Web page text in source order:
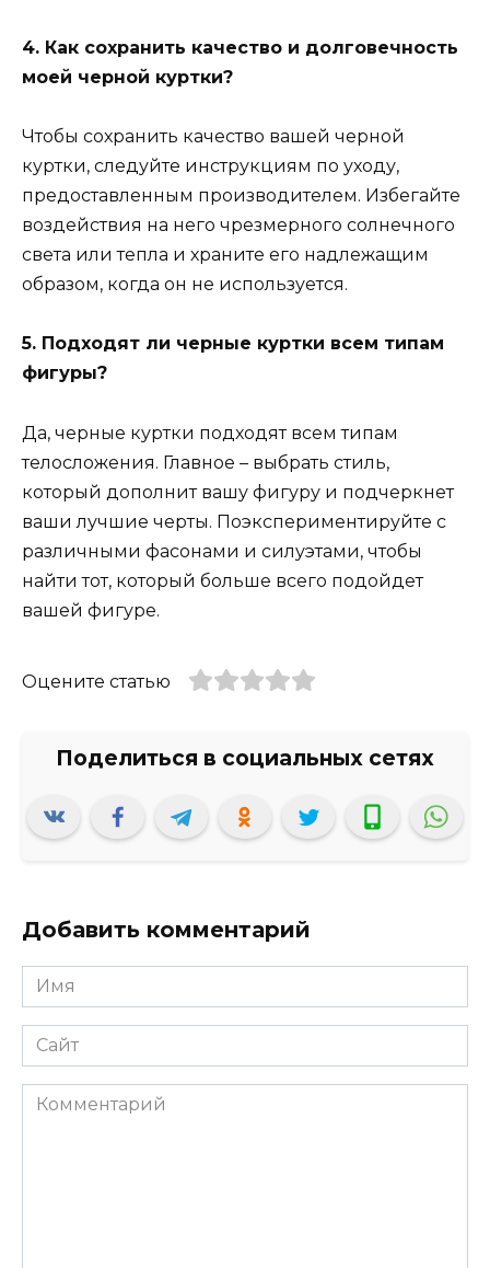
4. Как сохранить качество и долговечность
моей черной куртки?
Чтобы сохранить качество вашей черной
куртки, следуйте инструкциям по уходу,
предоставленным производителем. Избегайте
воздействия на него чрезмерного солнечного
света или тепла и храните его надлежащим
образом, когда он не используется.
5. Подходят ли черные куртки всем типам
фигуры?
Да, черные куртки подходят всем типам
телосложения. Главное – выбрать стиль,
который дополнит вашу фигуру и подчеркнет
ваши лучшие черты. Поэкспериментируйте с
различными фасонами и силуэтами, чтобы
найти тот, который больше всего подойдет
вашей фигуре.
Оцените статью
Добавить комментарий
Имя
*
Сайт
Комментарий